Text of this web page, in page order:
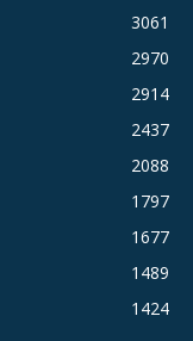
3061
2970
2914
2437
2088
1797
1677
1489
1424